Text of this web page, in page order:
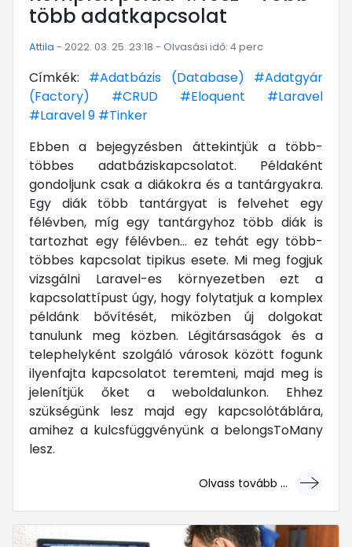
több adatkapcsolat
Attila - 2022. 03. 25. 23:18 - Olvasási idő: 4 perc
Címkék: #Adatbázis (Database)
#Adatgyár
(Factory)
#CRUD #Eloquent
#Laravel
#Laravel 9 #Tinker
Ebben a bejegyzésben áttekintjük a több-
többes adatbáziskapcsolatot. Példaként
gondoljunk csak a diákokra és a tantárgyakra.
Egy diák több tantárgyat is felvehet egy
félévben, míg egy tantárgyhoz több diák is
tartozhat egy félévben... ez tehát egy több-
többes kapcsolat tipikus esete. Mi meg fogjuk
vizsgálni Laravel-es környezetben ezt a
kapcsolattípust úgy, hogy folytatjuk a komplex
példánk bővítését, miközben új dolgokat
tanulunk meg közben. Légitársaságok és a
telephelyként szolgáló városok között fogunk
ilyenfajta kapcsolatot teremteni, majd meg is
jelenítjük őket a weboldalunkon. Ehhez
szükségünk lesz majd egy kapcsolótáblára,
amihez a kulcsfüggvényünk a belongsToMany
lesz.
Olvass tovább ...
... mert megéri!